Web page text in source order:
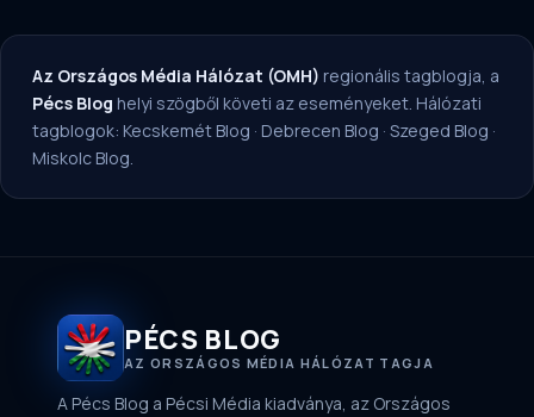
Az Országos Média Hálózat (OMH) regionális tagblogja, a
Pécs Blog helyi szögből követi az eseményeket. Hálózati
tagblogok: Kecskemét Blog · Debrecen Blog · Szeged Blog ·
Miskolc Blog.
PÉCS BLOG
AZ ORSZÁGOS MÉDIA HÁLÓZAT TAGJA
A Pécs Blog a Pécsi Média kiadványa, az Országos